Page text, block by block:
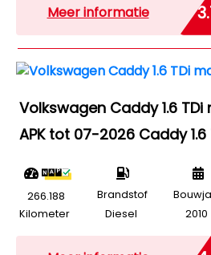
Meer informatie €
Volkswagen Caddy 1.6
APK tot 07-2026 Caddy 1.6
266.188
Kilometer
Brandstof
Diesel
2010